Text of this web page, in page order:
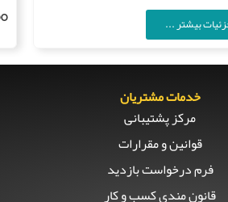
بیشتر ...
خدمات مشتریان
مرکز پشتیبانی
قوانین و مقرارات
فرم درخواست بازدید
قانون مندی کسب و کار